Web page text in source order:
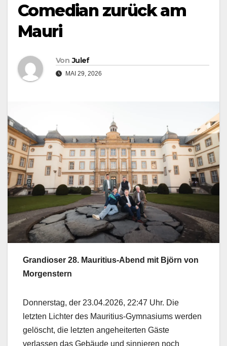
Comedian zurück am
Mauri
Von Julef
MAI 29, 2026
Grandioser 28. Mauritius-Abend mit Björn von
Morgenstern
Donnerstag, der 23.04.2026, 22:47 Uhr. Die
letzten Lichter des Mauritius-Gymnasiums werden
gelöscht, die letzten angeheiterten Gäste
verlassen das Gebäude und sinnieren noch